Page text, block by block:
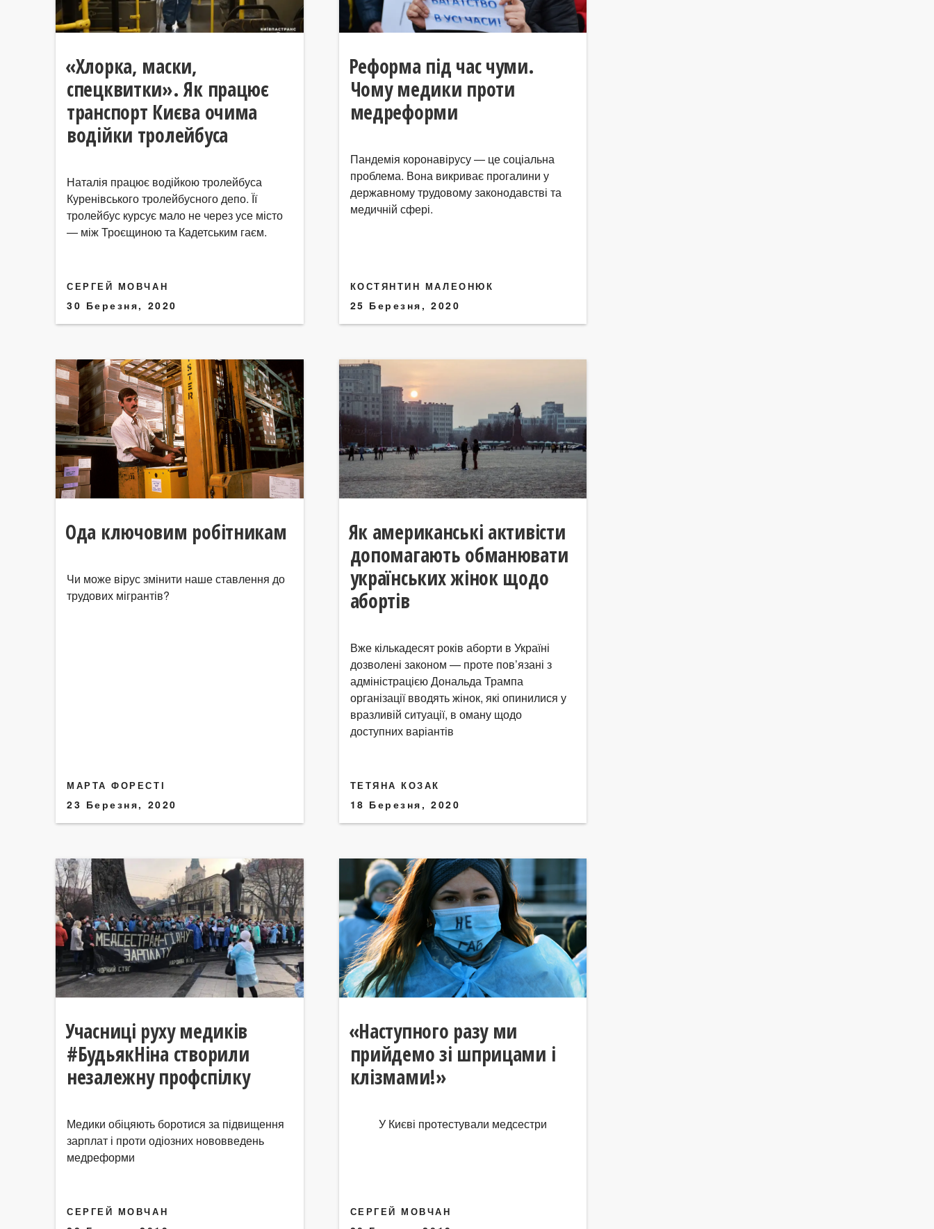
«Хлорка, маски,
спецквитки». Як працює
транспорт Києва очима
водійки тролейбуса
Наталія працює водійкою тролейбуса
Куренівського тролейбусного депо. Її
тролейбус курсує мало не через усе місто
— між Троєщиною та Кадетським гаєм.
СЕРГЕЙ МОВЧАН
30 Березня, 2020
Реформа під час чуми.
Чому медики проти
медреформи
Пандемія коронавірусу — це соціальна
проблема. Вона викриває прогалини у
державному трудовому законодавстві та
медичній сфері.
КОСТЯНТИН МАЛЕОНЮК
25 Березня, 2020
Ода ключовим робітникам
Чи може вірус змінити наше ставлення до
трудових мігрантів?
МАРТА ФОРЕСТІ
23 Березня, 2020
Як американські активісти
допомагають обманювати
українських жінок щодо
абортів
Вже кількадесят років аборти в Україні
дозволені законом — проте пов’язані з
адміністрацією Дональда Трампа
організації вводять жінок, які опинилися у
вразливій ситуації, в оману щодо
доступних варіантів
ТЕТЯНА КОЗАК
18 Березня, 2020
Учасниці руху медиків
#БудьякНіна створили
незалежну профспілку
Медики обіцяють боротися за підвищення
зарплат і проти одіозних нововведень
медреформи
СЕРГЕЙ МОВЧАН
«Наступного разу ми
прийдемо зі шприцами і
клізмами!»
У Києві протестували медсестри
СЕРГЕЙ МОВЧАН